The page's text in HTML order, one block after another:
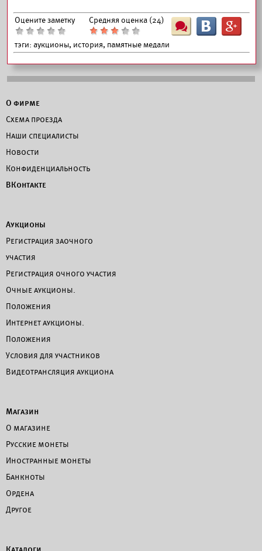
Оцените заметку Средняя оценка (24)
тэги: аукционы, история, памятные медали
Ш B G
О фирме
Схема проезда
Наши специалисты
Новости
Конфиденциальность
ВКонтакте
Аукционы
Регистрация заочного
участия
Регистрация очного участия
Очные аукционы.
Положения
Интернет аукционы.
Положения
Условия для участников
Видеотрансляция аукциона
Магазин
О магазине
Русские монеты
Иностранные монеты
Банкноты
Ордена
Другое